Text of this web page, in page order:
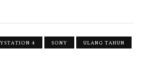
4 SONY ULANG TAHUN